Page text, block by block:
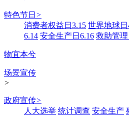
特色节日 >
消费者权益日3.15 世界地球日
6.14 安全生产日6.16 救助管理
物宜本兮
场景宣传
>
政府宣传>
人大选举 统计调查 安全生产